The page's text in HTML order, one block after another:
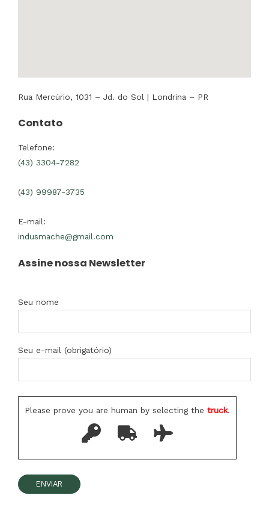
Rua Mercúrio, 1031 – Jd. do Sol | Londrina – PR
Contato
Telefone:
(43) 3304-7282
(43) 99987-3735
E-mail:
indusmache@gmail.com
Assine nossa Newsletter
Seu nome
Seu e-mail (obrigatório)
Please prove you are human by selecting the truck.